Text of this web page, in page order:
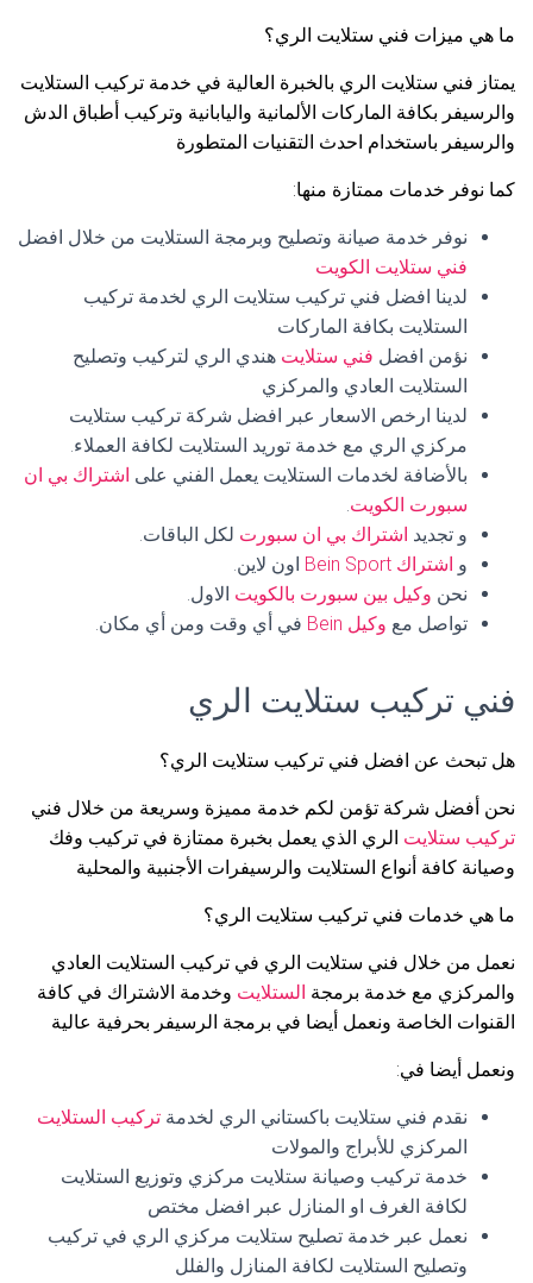
ما هي ميزات فني ستلايت الري؟
يمتاز فني ستلايت الري بالخبرة العالية في خدمة تركيب الستلايت
والرسيفر بكافة الماركات الألمانية واليابانية وتركيب أطباق الدش
والرسيفر باستخدام احدث التقنيات المتطورة
كما نوفر خدمات ممتازة منها:
نوفر خدمة صيانة وتصليح وبرمجة الستلايت من خلال افضل
فني ستلايت الكويت
لدينا افضل فني تركيب ستلايت الري لخدمة تركيب
الستلايت بكافة الماركات
نؤمن افضل فني ستلايت هندي الري لتركيب وتصليح
الستلايت العادي والمركزي
لدينا ارخص الاسعار عبر افضل شركة تركيب ستلايت
مركزي الري مع خدمة توريد الستلايت لكافة العملاء.
بالأضافة لخدمات الستلايت يعمل الفني على اشتراك بي ان
سبورت الكويت.
و تجديد اشتراك بي ان سبورت لكل الباقات.
و اشتراك Bein Sport
اون لاين.
نحن وكيل بين سبورت بالكويت الاول.
تواصل مع وكيل Bein في أي وقت ومن أي مكان.
فني تركيب ستلايت الري
هل تبحث عن افضل فني تركيب ستلايت الري؟
نحن أفضل شركة تؤمن لكم خدمة مميزة وسريعة من خلال فني
تركيب ستلايت الري الذي يعمل بخبرة ممتازة في تركيب وفك
وصيانة كافة أنواع الستلايت والرسيفرات الأجنبية والمحلية
ما هي خدمات فني تركيب ستلايت الري؟
نعمل من خلال فني ستلايت الري في تركيب الستلايت العادي
والمركزي مع خدمة برمجة الستلايت وخدمة الاشتراك في كافة
القنوات الخاصة ونعمل أيضا في برمجة الرسيفر بحرفية عالية
ونعمل أيضا في:
نقدم فني ستلايت باكستاني الري لخدمة تركيب الستلايت
المركزي للأبراج والمولات
خدمة تركيب وصيانة ستلايت مركزي وتوزيع الستلايت
لكافة الغرف او المنازل عبر افضل مختص
نعمل عبر خدمة تصليح ستلايت مركزي الري في تركيب
وتصليح الستلايت لكافة المنازل والفلل